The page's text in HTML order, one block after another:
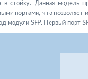
стойку. Данная модель
портами, что
модули SFP. Первый порт